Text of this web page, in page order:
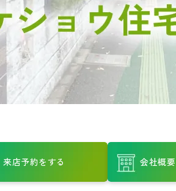
来店予約をする 会社概